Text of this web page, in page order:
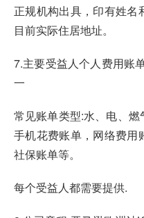
正规机构出具，印有姓名
目前实际住居地址。
7.主要受益人个人费用账
一
常见账单类型:水、电、燃
手机花费账单，网络费用
社保账单等。
每个受益人都需要提供.